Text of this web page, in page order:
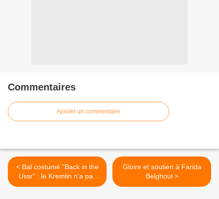
Commentaires
Ajouter un commentaire
< Bal costumé "Back in the
Ussr" : le Kremlin n'a pas
commandé l'événement
Gloire et soutien à Farida
Belghoul >